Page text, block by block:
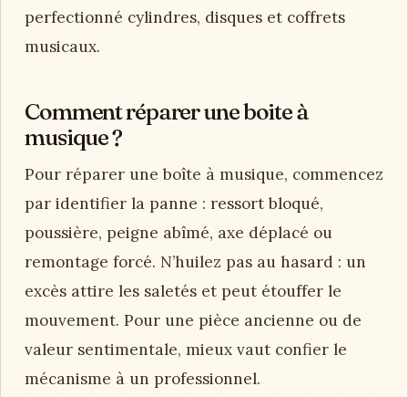
perfectionné cylindres, disques et coffrets
musicaux.
Comment réparer une boite à
musique ?
Pour réparer une boîte à musique, commencez
par identifier la panne : ressort bloqué,
poussière, peigne abîmé, axe déplacé ou
remontage forcé. N’huilez pas au hasard : un
excès attire les saletés et peut étouffer le
mouvement. Pour une pièce ancienne ou de
valeur sentimentale, mieux vaut confier le
mécanisme à un professionnel.